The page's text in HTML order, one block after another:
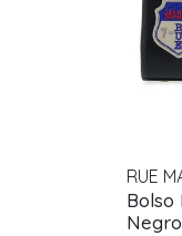
RUE
Bolso
Negro